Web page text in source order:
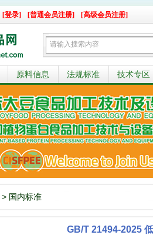
[登录] [普通会员注册] [高级会员注册]
原料信息 法规标准 技术专区
> 国内标准
GB/T 21494-2025